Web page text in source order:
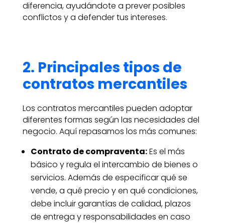
diferencia, ayudándote a prever posibles
conflictos y a defender tus intereses.
2. Principales tipos de
contratos mercantiles
Los contratos mercantiles pueden adoptar
diferentes formas según las necesidades del
negocio. Aquí repasamos los más comunes:
Contrato de compraventa:Es el más
básico y regula el intercambio de bienes o
servicios. Además de especificar qué se
vende, a qué precio y en qué condiciones,
debe incluir garantías de calidad, plazos
de entrega y responsabilidades en caso